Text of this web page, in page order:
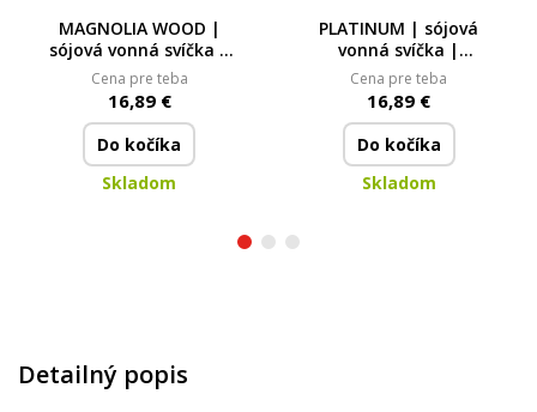
MAGNOLIA WOOD |
sójová vonná svíčka |
PARFUMIA® | 250 ml
Cena pre teba
16,89 €
Do kočíka
Skladom
PLATINUM | sójová
vonná svíčka |
PARFUMIA® | 250 ml
Cena pre teba
16,89 €
Do kočíka
Skladom
Detailný popis